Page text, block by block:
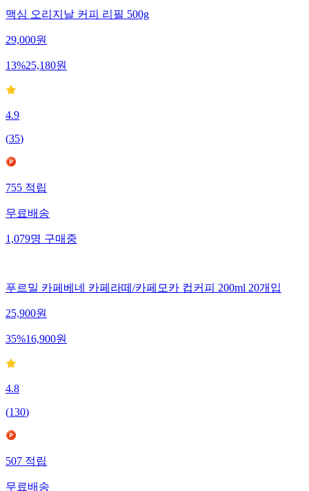
맥심 오리지날 커피 리필 500g
29,000원
13%25,180원
4.9
(35)
755적립
무료배송
1,079명구매중
푸르밀 카페베네 카페라떼/카페모카 컵커피 200ml 20개입
25,900원
35%16,900원
4.8
(130)
507적립